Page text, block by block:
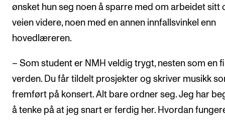
Kontakt oss
Finn ansatte
For ansatte og studenter
ønsket hun seg noen å sparre med om arbeidet sitt
veien videre, noen med en annen innfallsvinkel enn
hovedlæreren.
– Som student er NMH veldig trygt, nesten som en
verden. Du får tildelt prosjekter og skriver musikk
fremført på konsert. Alt bare ordner seg. Jeg har
å tenke på at jeg snart er ferdig her. Hvordan